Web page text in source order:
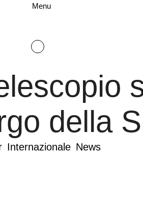
Menu
della
Internazionale News